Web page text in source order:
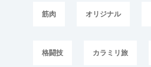
筋肉 オリジナル
格闘技 カラミリ旅